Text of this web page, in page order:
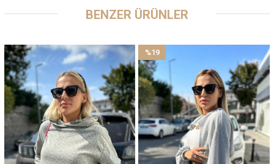
BENZER ÜRÜNLER
%19
İndirim
%19İndirim